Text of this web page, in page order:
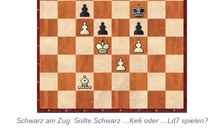
Schwarz am Zug. Sollte Schwarz …Ke6 oder …Ld7 spielen?